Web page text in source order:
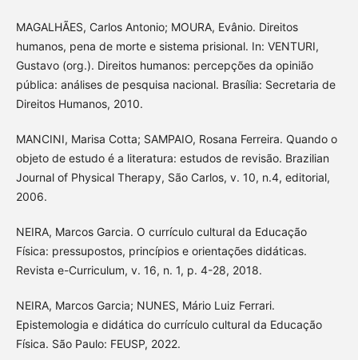
MAGALHÃES, Carlos Antonio; MOURA, Evânio. Direitos
humanos, pena de morte e sistema prisional. In: VENTURI,
Gustavo (org.). Direitos humanos: percepções da opinião
pública: análises de pesquisa nacional. Brasília: Secretaria de
Direitos Humanos, 2010.
MANCINI, Marisa Cotta; SAMPAIO, Rosana Ferreira. Quando o
objeto de estudo é a literatura: estudos de revisão. Brazilian
Journal of Physical Therapy, São Carlos, v. 10, n.4, editorial,
2006.
NEIRA, Marcos Garcia. O currículo cultural da Educação
Física: pressupostos, princípios e orientações didáticas.
Revista e-Curriculum, v. 16, n. 1, p. 4-28, 2018.
NEIRA, Marcos Garcia; NUNES, Mário Luiz Ferrari.
Epistemologia e didática do currículo cultural da Educação
Física. São Paulo: FEUSP, 2022.